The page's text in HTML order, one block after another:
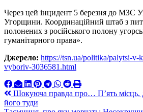
Через цей інцидент 5 березня до МЗС
Угорщини. Координаційний штаб з
полонених з російського полону
гуманітарного права».
Джерело: https://tsn.ua/politika/palytsi-v-
vyboriv-3036581.html
Навигация
по
Шокуюча правда про… П’ять місць,
його туди